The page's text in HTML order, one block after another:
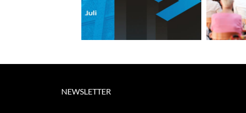
sind wieder Aktien
erhältlich
NEWSLETTER